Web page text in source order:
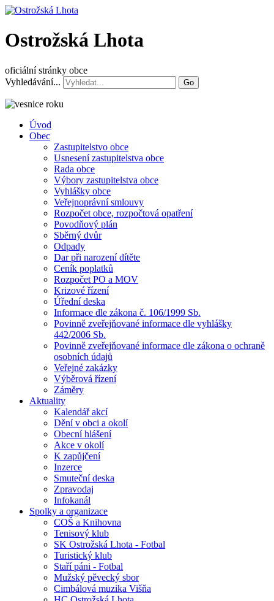
Ostrožská Lhota
oficiální stránky obce
Vyhledávání...
Go
Úvod
Obec
Zastupitelstvo obce
Usnesení zastupitelstva obce
Rada obce
Výbory zastupitelstva obce
Vyhlášky obce
Veřejnoprávní smlouvy
Rozpočet obce, rozpočtová opatření
Povodňový plán
Sběrný dvůr
Odpady
Dar při narození dítěte
Ceník poplatků
Rozpočet PO a MOV
Krizové řízení
Úřední deska
Informace dle zákona č. 106/1999 Sb.
Povinně zveřejňované informace dle vyhlášky
442/2006 Sb.
Povinně zveřejňované informace dle zákona o ochraně
osobních údajů
Veřejné zakázky
Výběrová řízení
Záměry
Aktuality
Kalendář akcí
Dění v obci a okolí
Obecní hlášení
Akce v okolí
K zapůjčení
Inzerce
Smuteční deska
Zpravodaj
Infokanál
Spolky a organizace
COŠ a Knihovna
Tenisový klub
SK Ostrožská Lhota - Fotbal
Turistický klub
Staří páni - Fotbal
Mužský pěvecký sbor
Cimbálová muzika Višňa